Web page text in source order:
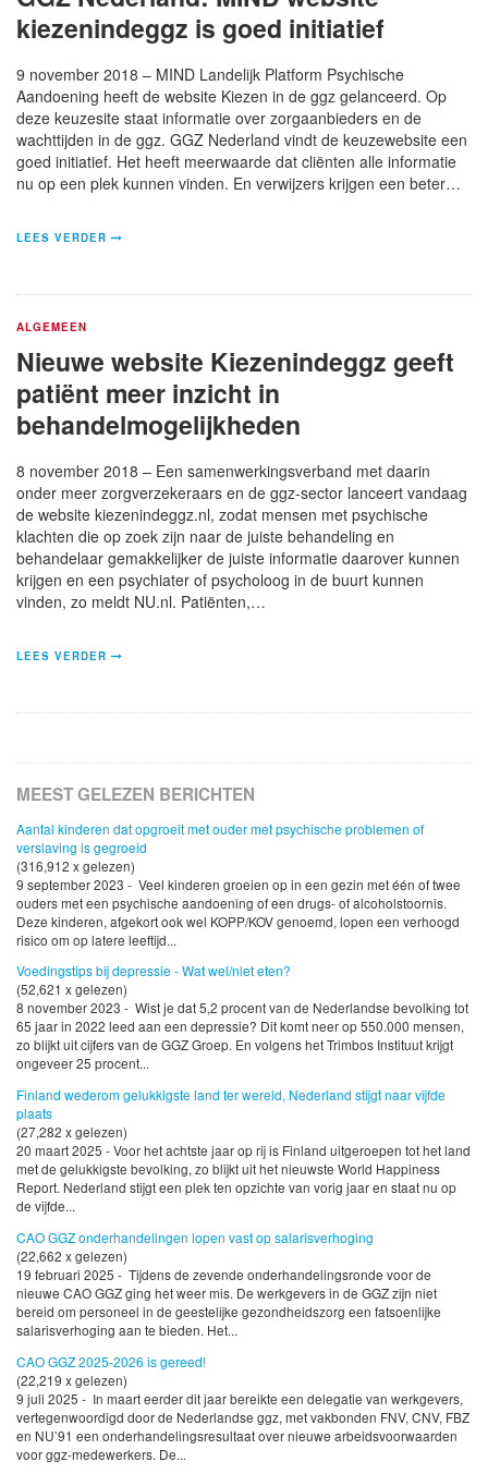
kiezenindeggz is goed initiatief
9 november 2018 – MIND Landelijk Platform Psychische
Aandoening heeft de website Kiezen in de ggz gelanceerd. Op
deze keuzesite staat informatie over zorgaanbieders en de
wachttijden in de ggz. GGZ Nederland vindt de keuzewebsite een
goed initiatief. Het heeft meerwaarde dat cliënten alle informatie
nu op een plek kunnen vinden. En verwijzers krijgen een beter…
LEES VERDER
ALGEMEEN
Nieuwe website Kiezenindeggz geeft
patiënt meer inzicht in
behandelmogelijkheden
8 november 2018 – Een samenwerkingsverband met daarin
onder meer zorgverzekeraars en de ggz-sector lanceert vandaag
de website kiezenindeggz.nl, zodat mensen met psychische
klachten die op zoek zijn naar de juiste behandeling en
behandelaar gemakkelijker de juiste informatie daarover kunnen
krijgen en een psychiater of psycholoog in de buurt kunnen
vinden, zo meldt NU.nl. Patiënten,…
LEES VERDER
MEEST GELEZEN BERICHTEN
Aantal kinderen dat opgroeit met ouder met psychische problemen of
verslaving is gegroeid
(316,912 x gelezen)
9 september 2023 - Veel kinderen groeien op in een gezin met één of twee
ouders met een psychische aandoening of een drugs- of alcoholstoornis.
Deze kinderen, afgekort ook wel KOPP/KOV genoemd, lopen een verhoogd
risico om op latere leeftijd...
Voedingstips bij depressie - Wat wel/niet eten?
(52,621 x gelezen)
8 november 2023 - Wist je dat 5,2 procent van de Nederlandse bevolking tot
65 jaar in 2022 leed aan een depressie? Dit komt neer op 550.000 mensen,
zo blijkt uit cijfers van de GGZ Groep. En volgens het Trimbos Instituut krijgt
ongeveer 25 procent...
Finland wederom gelukkigste land ter wereld, Nederland stijgt naar vijfde
plaats
(27,282 x gelezen)
20 maart 2025 - Voor het achtste jaar op rij is Finland uitgeroepen tot het land
met de gelukkigste bevolking, zo blijkt uit het nieuwste World Happiness
Report. Nederland stijgt een plek ten opzichte van vorig jaar en staat nu op
de vijfde...
CAO GGZ onderhandelingen lopen vast op salarisverhoging
(22,662 x gelezen)
19 februari 2025 - Tijdens de zevende onderhandelingsronde voor de
nieuwe CAO GGZ ging het weer mis. De werkgevers in de GGZ zijn niet
bereid om personeel in de geestelijke gezondheidszorg een fatsoenlijke
salarisverhoging aan te bieden. Het...
CAO GGZ 2025-2026 is gereed!
(22,219 x gelezen)
9 juli 2025 - In maart eerder dit jaar bereikte een delegatie van werkgevers,
vertegenwoordigd door de Nederlandse ggz, met vakbonden FNV, CNV, FBZ
en NU’91 een onderhandelingsresultaat over nieuwe arbeidsvoorwaarden
voor ggz-medewerkers. De...